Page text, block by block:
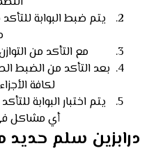
يتم ضبط البوابة
مع التأكد من
بعد التأكد من الضبط
لكافة
يتم اختبار البوابة
أي مشاكل في
درابزين سلم حديد